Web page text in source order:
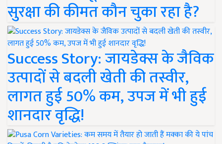
सुरक्षा की कीमत कौन चुका रहा है?
Success Story: जायडेक्स के जैविक
उत्पादों से बदली खेती की तस्वीर,
लागत हुई 50% कम, उपज में भी हुई
शानदार वृद्धि!